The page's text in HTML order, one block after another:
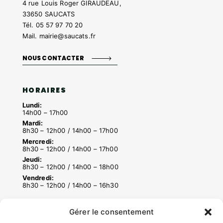
Gérer le consentement
4 rue Louis Roger GIRAUDEAU,
33650 SAUCATS
Tél. 05 57 97 70 20
Mail. mairie@saucats.fr
NOUS CONTACTER
HORAIRES
Lundi:
14h00 – 17h00
Mardi:
8h30 – 12h00 / 14h00 – 17h00
Mercredi:
8h30 – 12h00 / 14h00 – 17h00
Jeudi:
8h30 – 12h00 / 14h00 – 18h00
Vendredi:
8h30 – 12h00 / 14h00 – 16h30